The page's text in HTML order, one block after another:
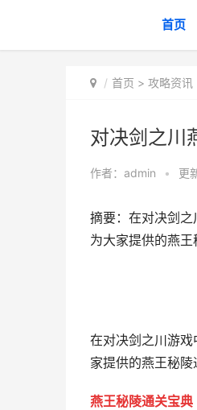
首页
首页 > 攻略资讯
对决剑之川
作者： admin • 更
摘要：在对决剑
为大家提供的燕
在对决剑之川游
家提供的燕王秘陵
燕王秘陵通关宝典